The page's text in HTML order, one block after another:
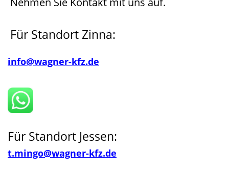
Für Standort Zinna:
info@wagner-kfz.de
Für Standort Jessen:
t.mingo@wagner-kfz.de